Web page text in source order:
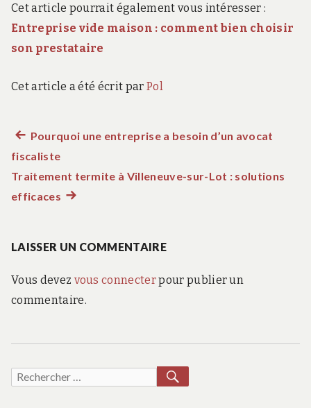
Cet article pourrait également vous intéresser :
Entreprise vide maison : comment bien choisir
son prestataire
Cet article a été écrit par Pol
Navigation
de
Article
précédent :
Pourquoi une entreprise a besoin d’un avocat
fiscaliste
Traitement termite à Villeneuve-sur-Lot : solutions
efficacesArticle
LAISSER UN COMMENTAIRE
Vous devez vous connecterpour publier un
commentaire.
Recherche